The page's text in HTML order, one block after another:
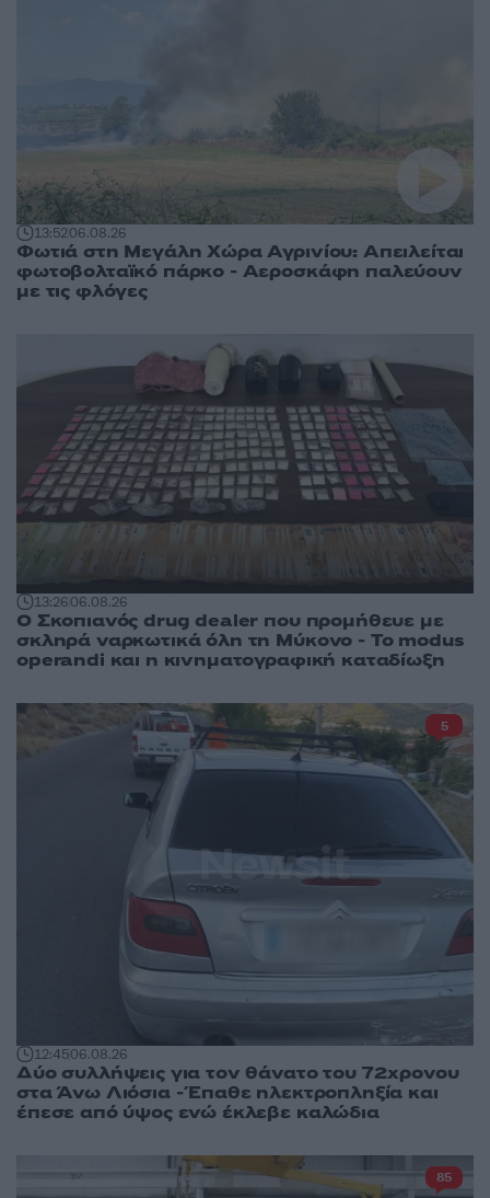
13:5206.08.26
Φωτιά στη Μεγάλη Χώρα Αγρινίου: Απειλείται
φωτοβολταϊκό πάρκο - Αεροσκάφη παλεύουν
με τις φλόγες
13:2606.08.26
Ο Σκοπιανός drug dealer που προμήθευε με
σκληρά ναρκωτικά όλη τη Μύκονο - Το modus
operandi και η κινηματογραφική καταδίωξη
12:4506.08.26
Δύο συλλήψεις για τον θάνατο του 72χρονου
στα Άνω Λιόσια - Έπαθε ηλεκτροπληξία και
έπεσε από ύψος ενώ έκλεβε καλώδια
5
85